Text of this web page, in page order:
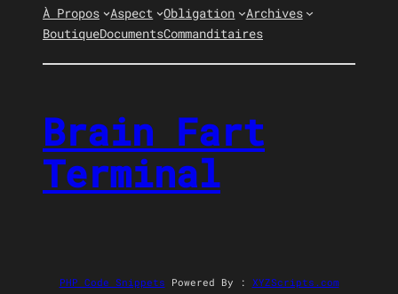
À Propos Aspect Obligation
Archives
BoutiqueDocumentsCommanditaires
Brain Fart
Terminal
PHP Code Snippets Powered By : XYZScripts.com